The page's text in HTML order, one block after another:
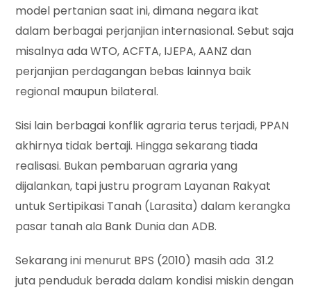
model pertanian saat ini, dimana negara ikat
dalam berbagai perjanjian internasional. Sebut saja
misalnya ada WTO, ACFTA, IJEPA, AANZ dan
perjanjian perdagangan bebas lainnya baik
regional maupun bilateral.
Sisi lain berbagai konflik agraria terus terjadi, PPAN
akhirnya tidak bertaji. Hingga sekarang tiada
realisasi. Bukan pembaruan agraria yang
dijalankan, tapi justru program Layanan Rakyat
untuk Sertipikasi Tanah (Larasita) dalam kerangka
pasar tanah ala Bank Dunia dan ADB.
Sekarang ini menurut BPS (2010) masih ada 31.2
juta penduduk berada dalam kondisi miskin dengan